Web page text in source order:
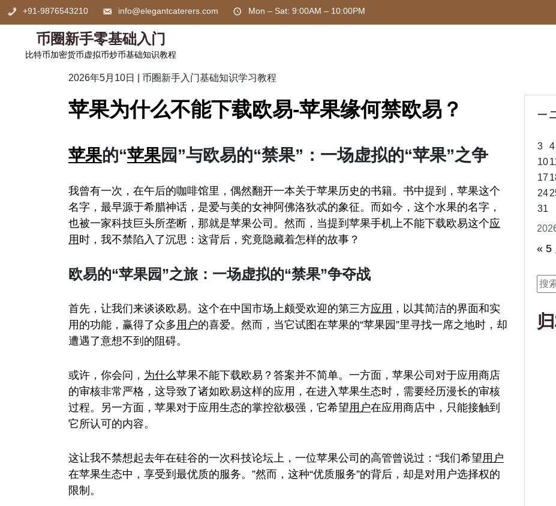
Skip
+91-9876543210 info@elegantcaterers.com Mon – Sat: 9:00AM – 10:00PM
币圈新手零基础入门
比特币加密货币虚拟币炒币基础知识教程
2026年5月10日 币圈新手入门基础知识学习教程
苹果为什么不能下载欧易-苹果缘何禁欧易？
苹果的“苹果园”与欧易的“禁果”：一场虚拟的“苹果”之争
我曾有一次，在午后的咖啡馆里，偶然翻开一本关于苹果历史的书籍。书中提到，苹果这个
名字，最早源于希腊神话，是爱与美的女神阿佛洛狄忒的象征。而如今，这个水果的名字，
也被一家科技巨头所垄断，那就是苹果公司。然而，当提到苹果手机上不能下载欧易这个应
用 时，我不禁陷入了沉思：这背后，究竟隐藏着怎样的故事？
欧易的“苹果园”之旅：一场虚拟的“禁果”争夺战
首先，让我们来谈谈欧易。这个在中国市场上颇受欢迎的第三方应用 ，以其简洁的界面和实
用的功能，赢得了众多 用户的喜爱。然而，当它试图在苹果的“苹果园”里寻找一席之地时，却
遭遇了意想不到的阻碍。
或许，你会问， 为什么苹果不能下载欧易？答案并不简单。一方面，苹果公司对于应用商店
的审核非常严格，这导致了诸如欧易这样的应用，在进入苹果生态时，需要经历漫长的审核
过程。另一方面，苹果对于应用生态的掌控欲极强，它希望用户在应用商店中，只能接触到
它所认可的内容。
这让我不禁想起去年在硅谷的一次科技论坛上，一位苹果公司的高管曾说过：“我们希望用户
在苹果生态中，享受到最优质的服务。”然而，这种“优质服务”的背后，却是对用户选择权的
限制。
一
3
4
10
17
24
31
« 5
搜
索：